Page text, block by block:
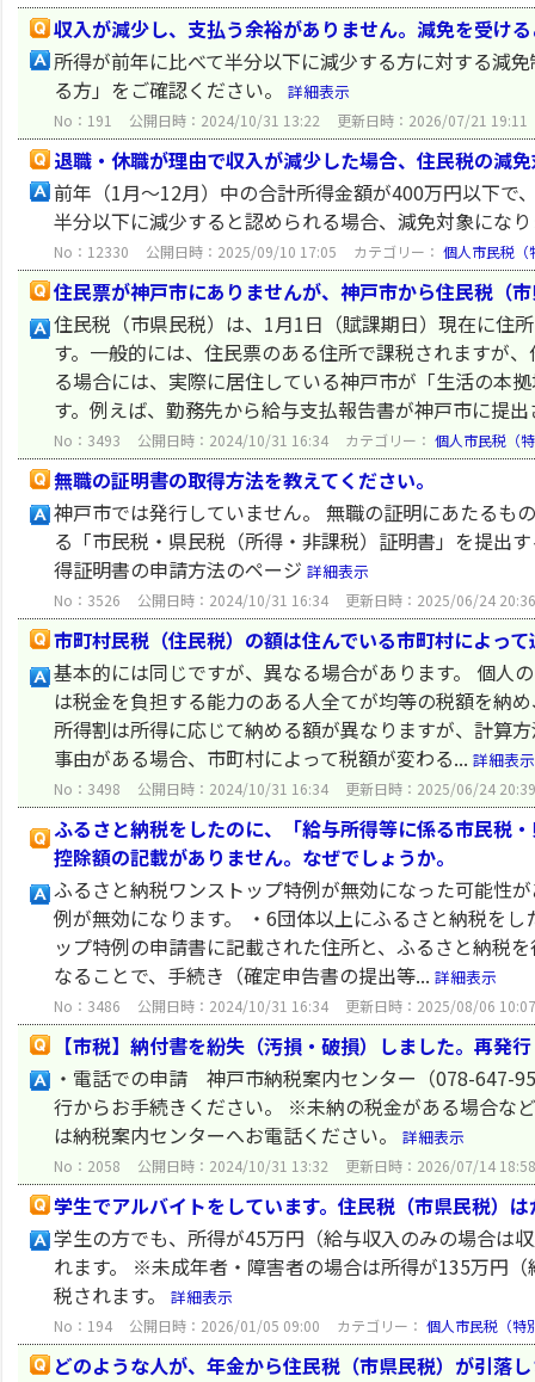
収入が減少し、支払う余裕がありません。減免を受け
所得が前年に比べて半分以下に減少する方に対する減
る方」をご確認ください。
詳細表示
No：191 公開日時：2024/10/31 13:22 更新日時：2026/07/21 19:11
退職・休職が理由で収入が減少した場合、住民税の減
前年（1月～12月）中の合計所得金額が400万円以下で
半分以下に減少すると認められる場合、減免対象にな
No：12330 公開日時：2025/09/10 17:05 カテゴリー： 個人市民税（
住民票が神戸市にありませんが、神戸市から住民税（
住民税（市県民税）は、1月1日（賦課期日）現在に住
す。一般的には、住民票のある住所で課税されますが
る場合には、実際に居住している神戸市が「生活の本
す。例えば、勤務先から給与支払報告書が神戸市に提
No：3493 公開日時：2024/10/31 16:34 カテゴリー： 個人市民税（
無職の証明書の取得方法を教えてください。
神戸市では発行していません。 無職の証明にあたるも
る「市民税・県民税（所得・非課税）証明書」を提出
得証明書の申請方法のページ 詳細表示
No：3526 公開日時：2024/10/31 16:34 更新日時：2025/06/24 20:36
市町村民税（住民税）の額は住んでいる市町村によっ
基本的には同じですが、異なる場合があります。 個人
は税金を負担する能力のある人全てが均等の税額を納
所得割は所得に応じて納める額が異なりますが、計算
事由がある場合、市町村によって税額が変わる... 詳細表示
No：3498 公開日時：2024/10/31 16:34 更新日時：2025/06/24 20:39
ふるさと納税をしたのに、「給与所得等に係る市民税
控除額の記載がありません。なぜでしょうか。
ふるさと納税ワンストップ特例が無効になった可能性
例が無効になります。 ・6団体以上にふるさと納税を
ップ特例の申請書に記載された住所と、ふるさと納税
なることで、手続き（確定申告書の提出等... 詳細表示
No：3486 公開日時：2024/10/31 16:34 更新日時：2025/08/06 10:07
【市税】納付書を紛失（汚損・破損）しました。再発
・電話での申請 神戸市納税案内センター（078-647-
行からお手続きください。 ※未納の税金がある場合な
は納税案内センターへお電話ください。
詳細表示
No：2058 公開日時：2024/10/31 13:32 更新日時：2026/07/14 18:58
学生でアルバイトをしています。住民税（市県民税）
学生の方でも、所得が45万円（給与収入のみの場合は
れます。 ※未成年者・障害者の場合は所得が135万円
税されます。
詳細表示
No：194 公開日時：2026/01/05 09:00 カテゴリー： 個人市民税（特
どのような人が、年金から住民税（市県民税）が引落